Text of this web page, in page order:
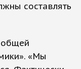
составлять
«Мы